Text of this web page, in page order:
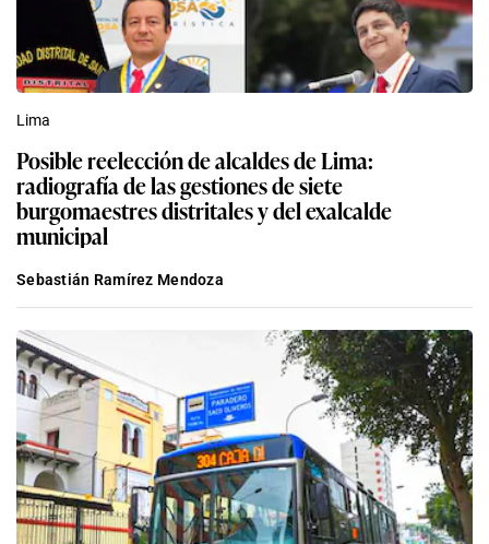
Lima
Posible reelección de alcaldes de Lima:
radiografía de las gestiones de siete
burgomaestres distritales y del exalcalde
municipal
Sebastián Ramírez Mendoza